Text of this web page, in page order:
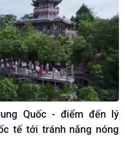
Quốc - điểm đến lý
tế tới tránh nắng nóng